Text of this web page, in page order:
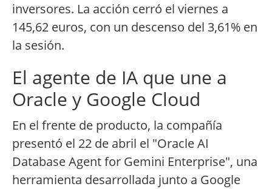
inversores. La acción cerró el viernes a
145,62 euros, con un descenso del 3,61% en
la sesión.
El agente de IA que une a
Oracle y Google Cloud
En el frente de producto, la compañía
presentó el 22 de abril el "Oracle AI
Database Agent for Gemini Enterprise", una
herramienta desarrollada junto a Google